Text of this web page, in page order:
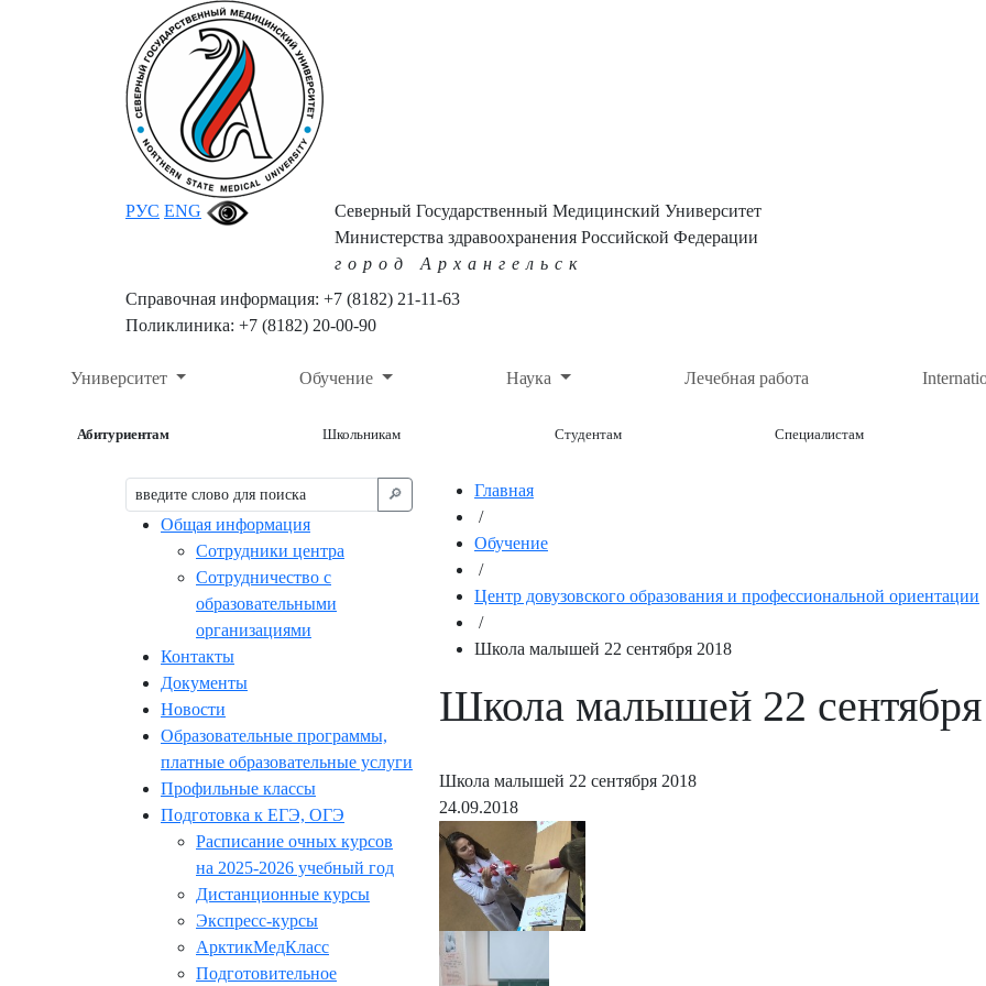
РУС ENG
Северный Государственный Медицинский Университет
Министерства здравоохранения Российской Федерации
город Архангельск
Справочная информация: +7 (8182) 21-11-63
Поликлиника: +7 (8182) 20-00-90
Университет Обучение Наука Лечебная работа
Абитуриентам Школьникам Студентам Специалистам
🔎︎
Общая информация
Сотрудники центра
Сотрудничество с
образовательными
организациями
Контакты
Документы
Новости
Образовательные программы,
платные образовательные услуги
Профильные классы
Подготовка к ЕГЭ, ОГЭ
Расписание очных курсов
на 2025-2026 учебный год
Дистанционные курсы
Экспресс-курсы
АрктикМедКласс
Подготовительное
Главная
/
Обучение
/
Центр довузовского образования и профессиональной ориентации
/
Школа малышей 22 сентября 2018
Школа малышей 22
Школа малышей 22 сентября 2018
24.09.2018